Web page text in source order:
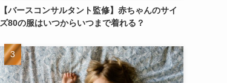
【バースコンサルタント監修】赤ちゃんのサイ
ズ80の服はいつからいつまで着れる？